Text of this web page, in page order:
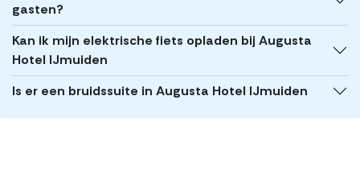
gasten?
Kan ik mijn elektrische fiets opladen bij Augusta
Hotel IJmuiden
Is er een bruidssuite in Augusta Hotel IJmuiden